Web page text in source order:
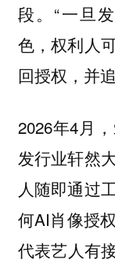
段。“一旦
色，权利人
回授权，并
2026年4月
发行业轩然
人随即通过
何AI肖像授
代表艺人有